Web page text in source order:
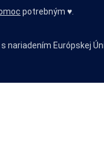
potrebným ♥️.
nariadením Európskej